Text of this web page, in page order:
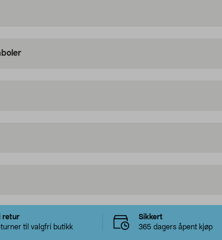
retur
til valgfri butikk
Sikkert
365 dagers åpent kjøp